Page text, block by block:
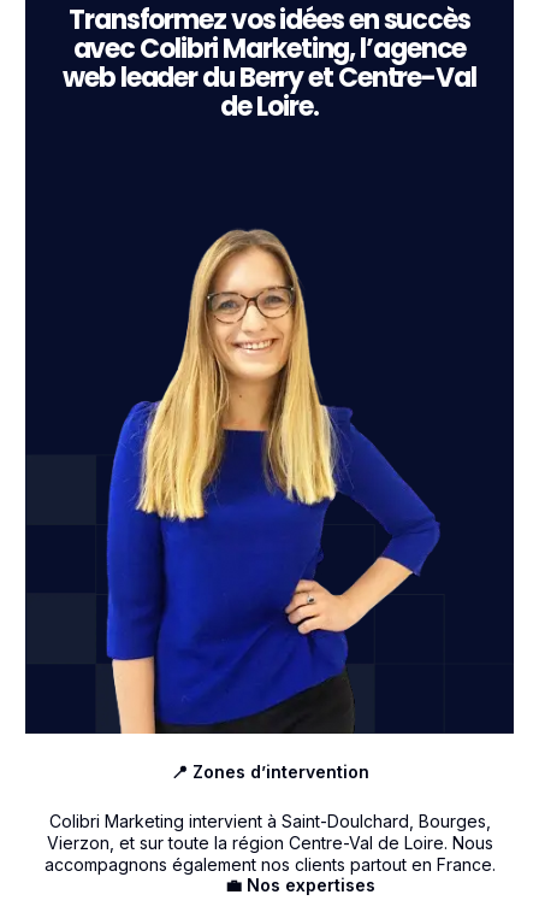
Transformez vos idées en succès
avec Colibri Marketing, l’agence
web leader du Berry et Centre-Val
de Loire.
💼 Nos expertises
📍 Zones d’intervention
Colibri Marketing intervient à Saint-Doulchard, Bourges,
Vierzon, et sur toute la région Centre-Val de Loire. Nous
accompagnons également nos clients partout en France.